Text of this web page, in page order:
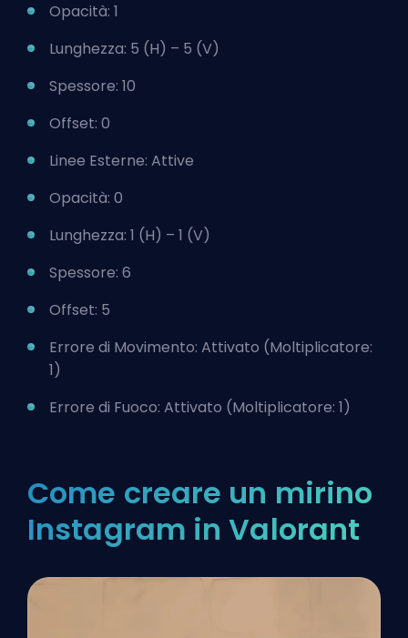
Opacità: 1
Lunghezza: 5 (H) – 5 (V)
Spessore: 10
Offset: 0
Linee Esterne: Attive
Opacità: 0
Lunghezza: 1 (H) – 1 (V)
Spessore: 6
Offset: 5
Errore di Movimento: Attivato (Moltiplicatore:
1)
Errore di Fuoco: Attivato (Moltiplicatore: 1)
Come creare un mirino
Instagram in Valorant